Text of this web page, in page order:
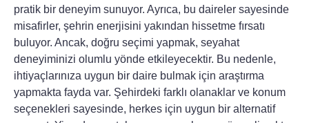
pratik bir deneyim sunuyor. Ayrıca, bu daireler sayesinde
misafirler, şehrin enerjisini yakından hissetme fırsatı
buluyor. Ancak, doğru seçimi yapmak, seyahat
deneyiminizi olumlu yönde etkileyecektir. Bu nedenle,
ihtiyaçlarınıza uygun bir daire bulmak için araştırma
yapmakta fayda var. Şehirdeki farklı olanaklar ve konum
seçenekleri sayesinde, herkes için uygun bir alternatif